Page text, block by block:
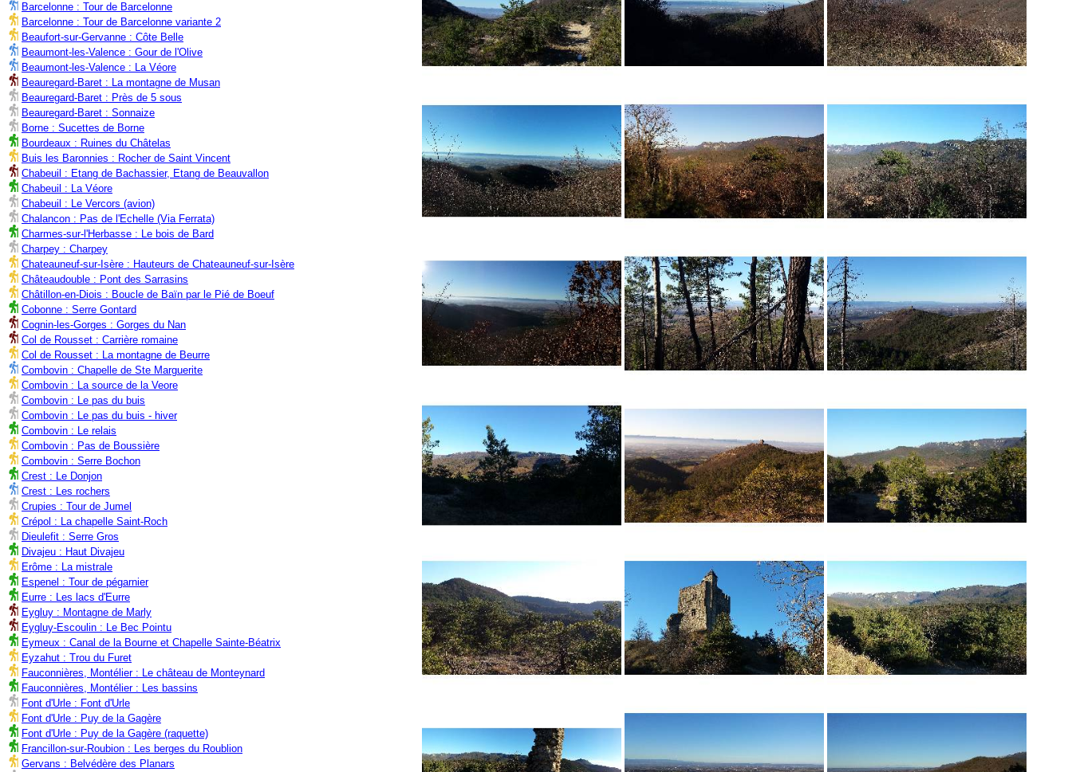
Barcelonne : Tour de Barcelonne
Barcelonne : Tour de Barcelonne variante 2
Beaufort-sur-Gervanne : Côte Belle
Beaumont-les-Valence : Gour de l'Olive
Beaumont-les-Valence : La Véore
Beauregard-Baret : La montagne de Musan
Beauregard-Baret : Près de 5 sous
Beauregard-Baret : Sonnaize
Borne : Sucettes de Borne
Bourdeaux : Ruines du Châtelas
Buis les Baronnies : Rocher de Saint Vincent
Chabeuil : Etang de Bachassier, Etang de Beauvallon
Chabeuil : La Véore
Chabeuil : Le Vercors (avion)
Chalancon : Pas de l'Echelle (Via Ferrata)
Charmes-sur-l'Herbasse : Le bois de Bard
Charpey : Charpey
Chateauneuf-sur-Isère : Hauteurs de Chateauneuf-sur-Isère
Châteaudouble : Pont des Sarrasins
Châtillon-en-Diois : Boucle de Baïn par le Pié de Boeuf
Cobonne : Serre Gontard
Cognin-les-Gorges : Gorges du Nan
Col de Rousset : Carrière romaine
Col de Rousset : La montagne de Beurre
Combovin : Chapelle de Ste Marguerite
Combovin : La source de la Veore
Combovin : Le pas du buis
Combovin : Le pas du buis - hiver
Combovin : Le relais
Combovin : Pas de Boussière
Combovin : Serre Bochon
Crest : Le Donjon
Crest : Les rochers
Crupies : Tour de Jumel
Crépol : La chapelle Saint-Roch
Dieulefit : Serre Gros
Divajeu : Haut Divajeu
Erôme : La mistrale
Espenel : Tour de pégarnier
Eurre : Les lacs d'Eurre
Eygluy : Montagne de Marly
Eygluy-Escoulin : Le Bec Pointu
Eymeux : Canal de la Bourne et Chapelle Sainte-Béatrix
Eyzahut : Trou du Furet
Fauconnières, Montélier : Le château de Monteynard
Fauconnières, Montélier : Les bassins
Font d'Urle : Font d'Urle
Font d'Urle : Puy de la Gagère
Font d'Urle : Puy de la Gagère (raquette)
Francillon-sur-Roubion : Les berges du Roublion
Gervans : Belvédère des Planars